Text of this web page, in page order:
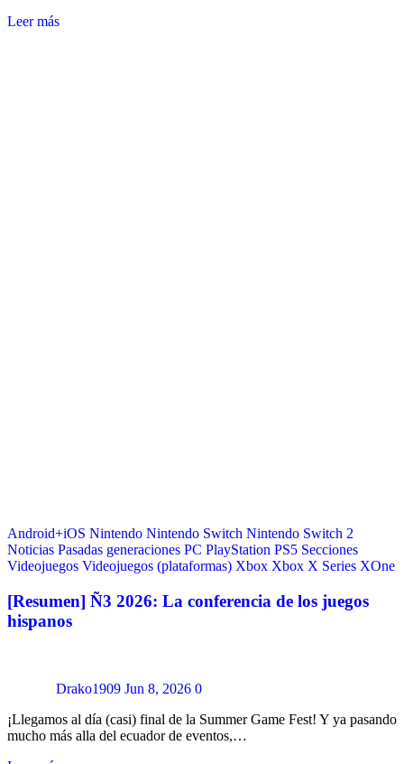
Leer más
Android+iOS Nintendo Nintendo Switch Nintendo Switch 2
Noticias Pasadas generaciones PC PlayStation PS5 Secciones
Videojuegos Videojuegos (plataformas) Xbox Xbox X Series XOne
[Resumen] Ñ3 2026: La conferencia de los juegos
hispanos
Drako1909 Jun 8, 2026 0
¡Llegamos al día (casi) final de la Summer Game Fest! Y ya pasando
mucho más alla del ecuador de eventos,…